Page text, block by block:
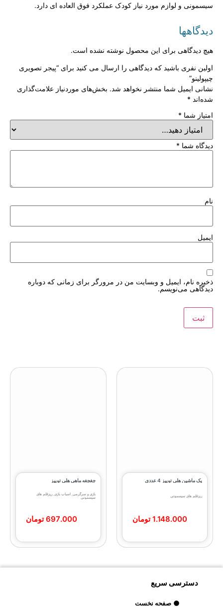
سیسمونی و لوازم مورد نیاز کودک عملکرد فوق العاده ای دارد.
دیدگاهها
هیچ دیدگاهی برای این محصول نوشته نشده است.
اولین نفری باشید که دیدگاهی را ارسال می کنید برای “پیجر تصویری
چیپولینو”
نشانی ایمیل شما منتشر نخواهد شد. بخش‌های موردنیاز علامت‌گذاری
شده‌اند *
امتیاز شما *
دیدگاه شما *
نام
ایمیل
ذخیره نام، ایمیل و وبسایت من در مرورگر برای زمانی که دوباره
دیدگاهی می‌نویسم.
پک ماشین هلی توییز 4 عددی
ریزقلم های سیسمونی
1.148.000 تومان
جغجغه ماهی هلی‌ توییز
بازی و سرگرمی, اسباب بازی, ریزقلم های
سیسمونی
697.000 تومان
دسترسی سریع
صفحه نخست